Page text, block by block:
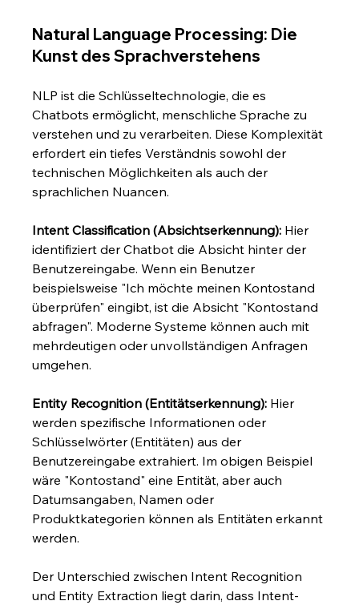
Natural Language Processing: Die
Kunst des Sprachverstehens
NLP ist die Schlüsseltechnologie, die es
Chatbots ermöglicht, menschliche Sprache zu
verstehen und zu verarbeiten. Diese Komplexität
erfordert ein tiefes Verständnis sowohl der
technischen Möglichkeiten als auch der
sprachlichen Nuancen.
Intent Classification (Absichtserkennung): Hier
identifiziert der Chatbot die Absicht hinter der
Benutzereingabe. Wenn ein Benutzer
beispielsweise "Ich möchte meinen Kontostand
überprüfen" eingibt, ist die Absicht "Kontostand
abfragen". Moderne Systeme können auch mit
mehrdeutigen oder unvollständigen Anfragen
umgehen.
Entity Recognition (Entitätserkennung): Hier
werden spezifische Informationen oder
Schlüsselwörter (Entitäten) aus der
Benutzereingabe extrahiert. Im obigen Beispiel
wäre "Kontostand" eine Entität, aber auch
Datumsangaben, Namen oder
Produktkategorien können als Entitäten erkannt
werden.
Der Unterschied zwischen Intent Recognition
und Entity Extraction liegt darin, dass Intent-